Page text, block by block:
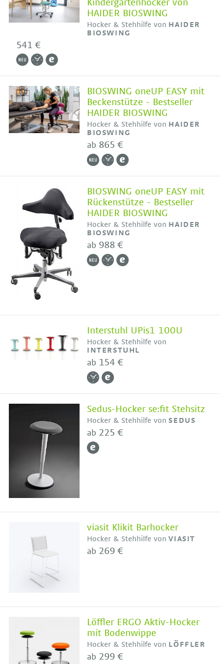
Kindergartenhocker von
HAIDER BIOSWING
Hocker & Stehhilfe von HAIDER
BIOSWING
541 €
BIOSWING oneUP EASY mit
Beckenstütze - Bestseller
HAIDER BIOSWING
Hocker & Stehhilfe von HAIDER
BIOSWING
ab 865 €
BIOSWING oneUP EASY mit
Rückenstütze - Bestseller
HAIDER BIOSWING
Hocker & Stehhilfe von HAIDER
BIOSWING
ab 988 €
Interstuhl UPis1 100U
Hocker & Stehhilfe von
INTERSTUHL
ab 154 €
Sedus-Hocker se:fit Stehsitz
Hocker & Stehhilfe vonSEDUS
ab 225 €
viasit Klikit Barhocker
Hocker & Stehhilfe vonVIASIT
ab 269 €
Löffler ERGO Aktiv-Hocker
mit Bodenwippe
Hocker & Stehhilfe von LÖFFLER
ab 299 €